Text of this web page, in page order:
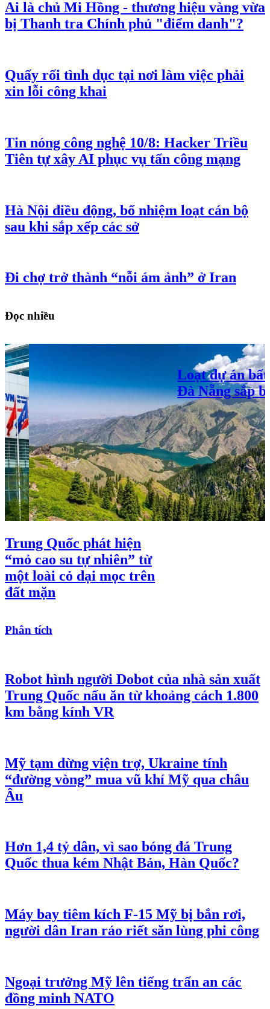
#viettimes #Trung Quốc #Myanmar #đường ống dẫn dầu #eo biển
Malacca #Mỹ #Phong tỏa #Trung Đông
Việt Nam - Australia thúc đẩy đầu tư hai
Bất ngờ: Tỷ suất sinh lời ROE của Bảo
gì?